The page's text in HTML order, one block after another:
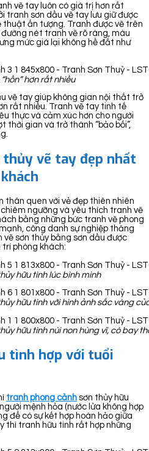
vẽ tay luôn có giá trị hơn rất
tranh sơn dầu vẽ tay lưu giữ được
thuật ấn tượng. Tranh được vẽ trên
nét tranh vẽ rõ ràng, màu
mức giá lại không hề đắt như
hơn rất nhiều
vẽ tay giúp không gian nội thất trở
rất nhiều. Tranh vẽ tay tinh tế
thực và cảm xúc hơn cho người
thời gian và trở thành “bảo bối”,
thủy vẽ tay đẹp nhất
thân quen với vẻ đẹp thiên nhiên
ngưỡng và yêu thích tranh vẽ
bằng những bức tranh vẽ phong
công danh sự nghiệp thăng
sơn thủy bằng sơn dầu được
phòng khách:
hữu tình lúc bình minh
hữu tình với hình ảnh sắc vàng
hữu tình núi non hùng vĩ, cò bay
tình hợp với tuổi
tranh phong cảnh sơn thủy hữu
mệnh hỏa (nước lửa không hợp
để có sự kết hợp hoàn hảo giữa
thì tranh hữu tình rất hợp những